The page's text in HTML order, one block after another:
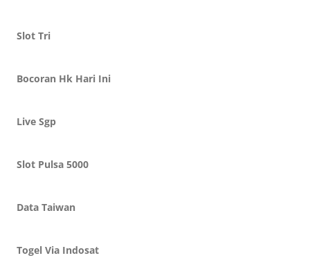
Slot Tri
Bocoran Hk Hari Ini
Live Sgp
Slot Pulsa 5000
Data Taiwan
Togel Via Indosat